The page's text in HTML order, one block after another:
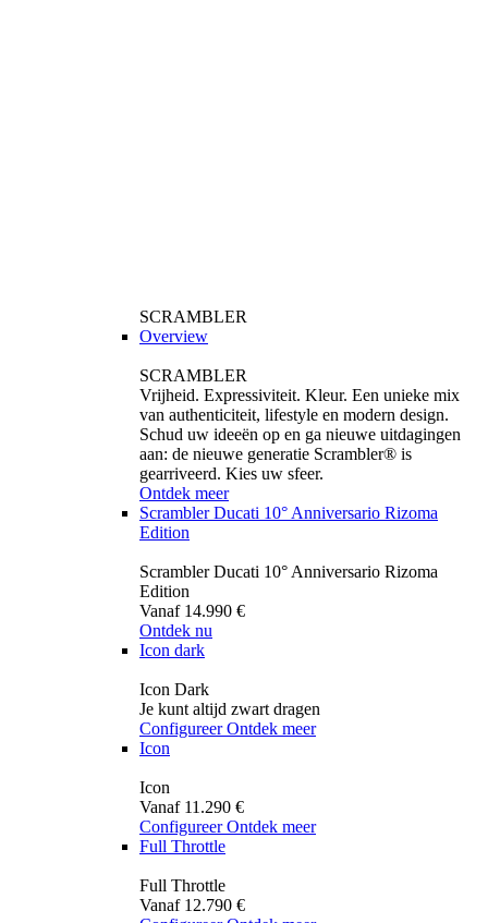
SCRAMBLER
Overview
SCRAMBLER
Vrijheid. Expressiviteit. Kleur. Een unieke mix
van authenticiteit, lifestyle en modern design.
Schud uw ideeën op en ga nieuwe uitdagingen
aan: de nieuwe generatie Scrambler® is
gearriveerd. Kies uw sfeer.
Ontdek meer
Scrambler Ducati 10° Anniversario Rizoma
Edition
Scrambler Ducati 10° Anniversario Rizoma
Edition
Vanaf 14.990 €
Ontdek nu
Icon dark
Icon Dark
Je kunt altijd zwart dragen
Configureer Ontdek meer
Icon
Icon
Vanaf 11.290 €
Configureer Ontdek meer
Full Throttle
Full Throttle
Vanaf 12.790 €